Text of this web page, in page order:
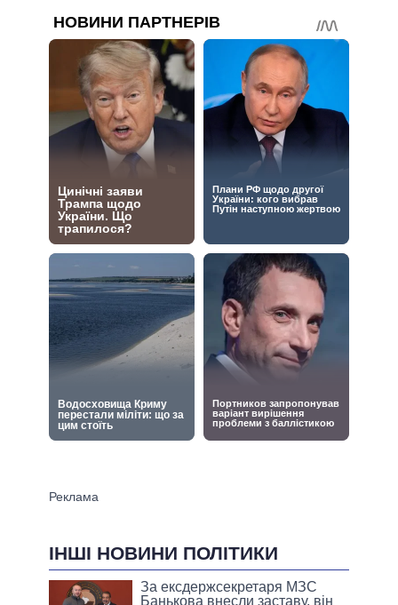
ІНШІ НОВИНИ ПОЛІТИКИ
За ексдержсекретаря МЗС
Банькова внесли заставу, він